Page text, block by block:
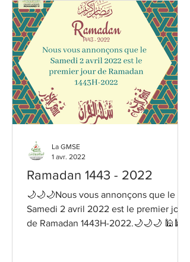
Ramadan 1443 - 2022
🌙🌙🌙Nous vous annonçons que le
Samedi 2 avril 2022 est le premier jour
de Ramadan 1443H-2022.🌙🌙🌙 🕌🕌
La GMSE
1 avr. 2022